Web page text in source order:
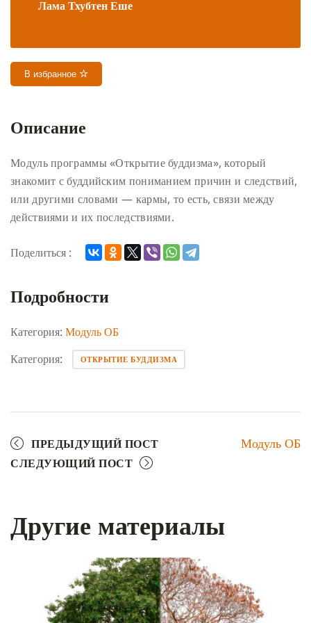
Лама Тхубтен Еше
В избранное
Описание
Модуль программы «Открытие буддизма», который
знакомит с буддийским пониманием причин и следствий,
или другими словами — кармы, то есть, связи между
действиями и их последствиями.
Поделиться :
Подробности
Категория: Модуль ОБ
Категория:
ОТКРЫТИЕ БУДДИЗМА
ПРЕДЫДУЩИЙ ПОСТ Модуль ОБ
СЛЕДУЮЩИЙ ПОСТ
Другие материалы